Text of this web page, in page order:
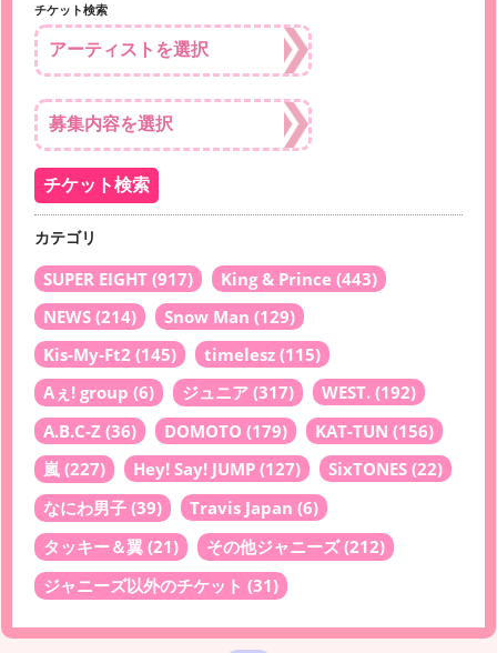
チケット検索
カテゴリ
SUPER EIGHT (917) King & Prince (443)
NEWS (214) Snow Man (129)
Kis-My-Ft2 (145) timelesz (115)
Aぇ! group (6) ジュニア (317) WEST. (192)
A.B.C-Z (36) DOMOTO (179) KAT-TUN (156)
嵐 (227) Hey! Say! JUMP (127) SixTONES (22)
なにわ男子 (39) Travis Japan (6)
タッキー＆翼 (21) その他ジャニーズ(212)
ジャニーズ以外のチケット (31)